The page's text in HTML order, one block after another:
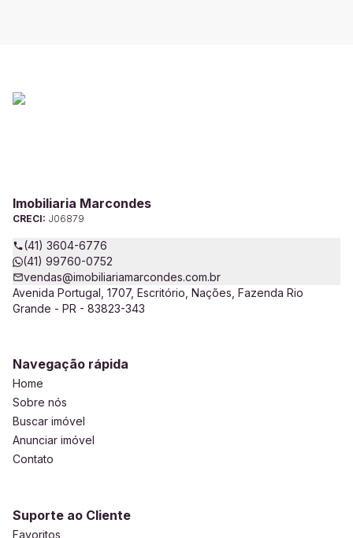
Imobiliaria Marcondes
CRECI: J06879
(41) 3604-6776
(41) 99760-0752
vendas@imobiliariamarcondes.com.br
Avenida Portugal, 1707, Escritório, Nações, Fazenda Rio
Grande - PR - 83823-343
Navegação rápida
Home
Sobre nós
Buscar imóvel
Anunciar imóvel
Contato
Suporte ao Cliente
Favoritos